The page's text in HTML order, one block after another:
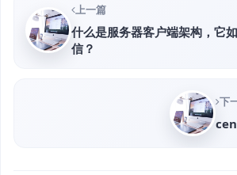
上一篇
什么是服务器客户端架构，它
信？
下